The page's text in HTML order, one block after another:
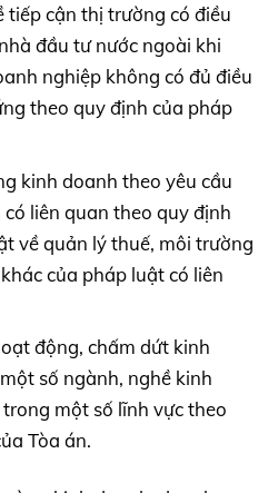
tiếp cận thị trường có điều
đầu tư nước ngoài khi
nghiệp không có đủ điều
theo quy định của pháp
kinh doanh theo yêu cầu
có liên quan theo quy định
về quản lý thuế, môi trường
của pháp luật có liên
động, chấm dứt kinh
số ngành, nghề kinh
một số lĩnh vực theo
Tòa án.